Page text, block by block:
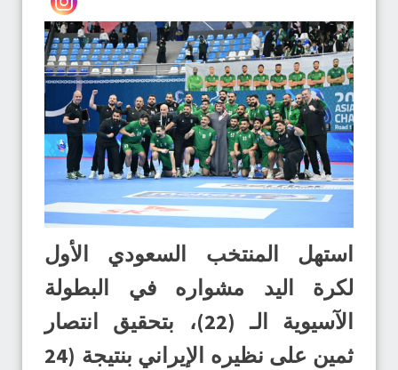
استهل المنتخب السعودي الأول
لكرة اليد مشواره في البطولة
الآسيوية الـ (22)، بتحقيق انتصار
ثمين على نظيره الإيراني بنتيجة (24